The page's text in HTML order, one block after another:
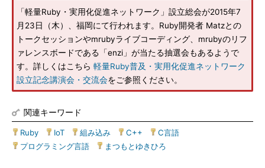
「軽量Ruby・実用化促進ネットワーク」設立総会が2015年7
月23日（木）、福岡にて行われます。Ruby開発者 Matzとの
トークセッションやmrubyライブコーディング、mrubyのリフ
ァレンスボードである「enzi」が当たる抽選会もあるようで
す。詳しくはこちら 軽量Ruby普及・実用化促進ネットワーク
設立記念講演会・交流会をご参照ください。
関連キーワード
Ruby IoT 組み込み C++ C言語
プログラミング言語
まつもとゆきひろ